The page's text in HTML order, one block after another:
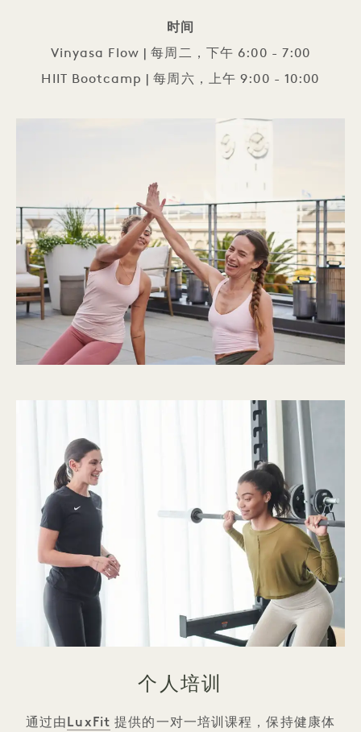
时间
Vinyasa Flow | 每周二，下午 6:00 - 7:00
HIIT Bootcamp | 每周六，上午 9:00 - 10:00
个人培训
通过由LuxFit 提供的一对一培训课程，保持健康体